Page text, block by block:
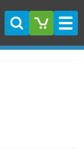
Suche